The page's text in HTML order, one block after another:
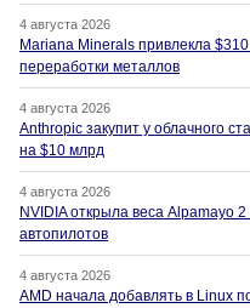
4 августа 2026
Mariana Minerals привлекла
переработки металлов
4 августа 2026
Anthropic закупит у облачного
на $10 млрд
4 августа 2026
NVIDIA открыла веса Alpamayo
автопилотов
4 августа 2026
AMD начала добавлять в Linux